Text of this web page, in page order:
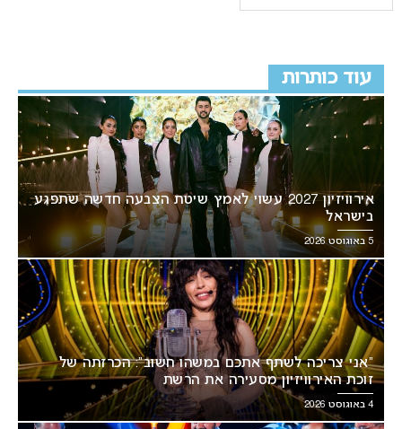
עוד כותרות
אירוויזיון 2027 עשוי לאמץ שיטת הצבעה חדשה שתפגע
בישראל
5 באוגוסט 2026
“אני צריכה לשתף אתכם במשהו חשוב”: הכרזתה של
זוכת האירוויזיון מסעירה את הרשת
4 באוגוסט 2026